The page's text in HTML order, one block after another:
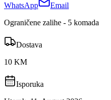
WhatsApp
Email
Ograničene zalihe - 5 komada
Dostava
10 KM
Isporuka